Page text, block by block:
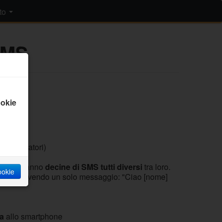
operatori)
partiranno decine di SMS tutti diversi tra loro.
?" scrivendo un solo messaggio: "Ciao [nome]
allo smartphone